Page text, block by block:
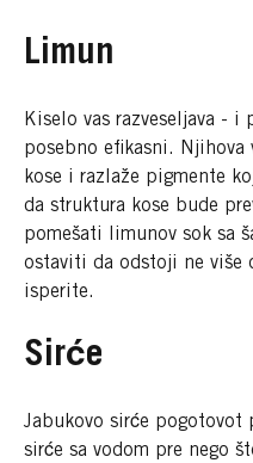
Limun
Kiselo vas razveseljava -
posebno efikasni. Njihova
kose i razlaže pigmente
da struktura kose bude
pomešati limunov sok sa
ostaviti da odstoji ne više
isperite.
Sirće
Jabukovo sirće pogotovot
sirće sa vodom pre nego